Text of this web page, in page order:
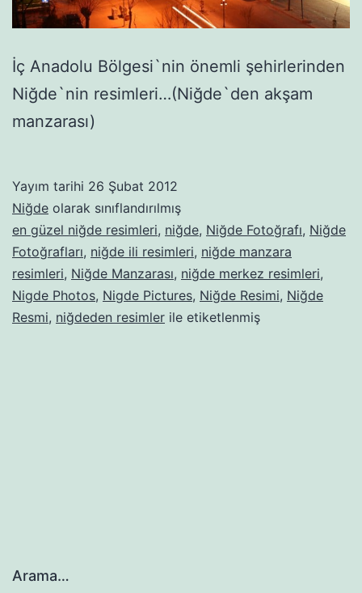
İç Anadolu Bölgesi`nin önemli şehirlerinden
Niğde`nin resimleri…(Niğde`den akşam
manzarası)
Yayım tarihi 26 Şubat 2012
Niğde olarak sınıflandırılmış
en güzel niğde resimleri, niğde, Niğde Fotoğrafı, Niğde
Fotoğrafları, niğde ili resimleri, niğde manzara
resimleri, Niğde Manzarası, niğde merkez resimleri,
Nigde Photos, Nigde Pictures, Niğde Resimi, Niğde
Resmi, niğdeden resimler ile etiketlenmiş
Arama…